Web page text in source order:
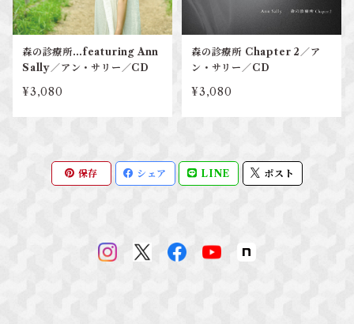
森の診療所…featuring Ann
Sally／アン・サリー／CD
¥3,080
森の診療所 Chapter 2／ア
ン・サリー／CD
¥3,080
保存 シェア LINE ポスト